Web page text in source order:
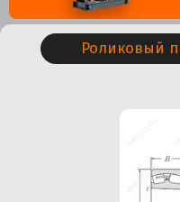
Роликовый